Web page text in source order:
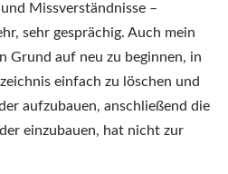
Missverständnisse –
sehr gesprächig. Auch mein
Grund auf neu zu beginnen, in
einfach zu löschen und
aufzubauen, anschließend die
einzubauen, hat nicht zur